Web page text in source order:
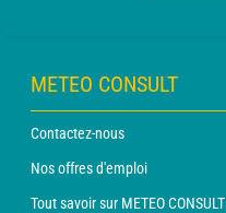
METEO CONSULT
Contactez-nous
Nos offres d'emploi
Tout savoir sur METEO CONSULT